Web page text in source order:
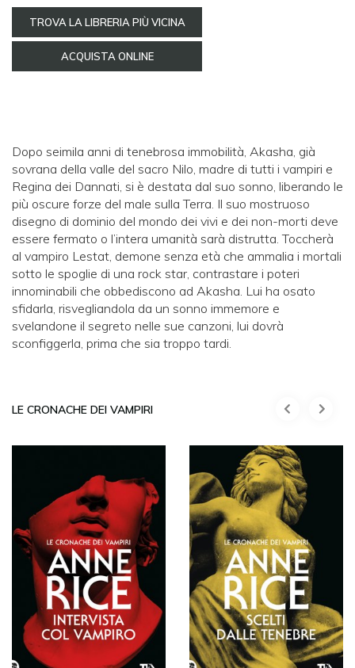
TROVA LA LIBRERIA PIÙ VICINA
ACQUISTA ONLINE
Dopo seimila anni di tenebrosa immobilità, Akasha, già
sovrana della valle del sacro Nilo, madre di tutti i vampiri e
Regina dei Dannati, si è destata dal suo sonno, liberando le
più oscure forze del male sulla Terra. Il suo mostruoso
disegno di dominio del mondo dei vivi e dei non-morti deve
essere fermato o l’intera umanità sarà distrutta. Toccherà
al vampiro Lestat, demone senza età che ammalia i mortali
sotto le spoglie di una rock star, contrastare i poteri
innominabili che obbediscono ad Akasha. Lui ha osato
sfidarla, risvegliandola da un sonno immemore e
svelandone il segreto nelle sue canzoni, lui dovrà
sconfiggerla, prima che sia troppo tardi.
LE CRONACHE DEI VAMPIRI